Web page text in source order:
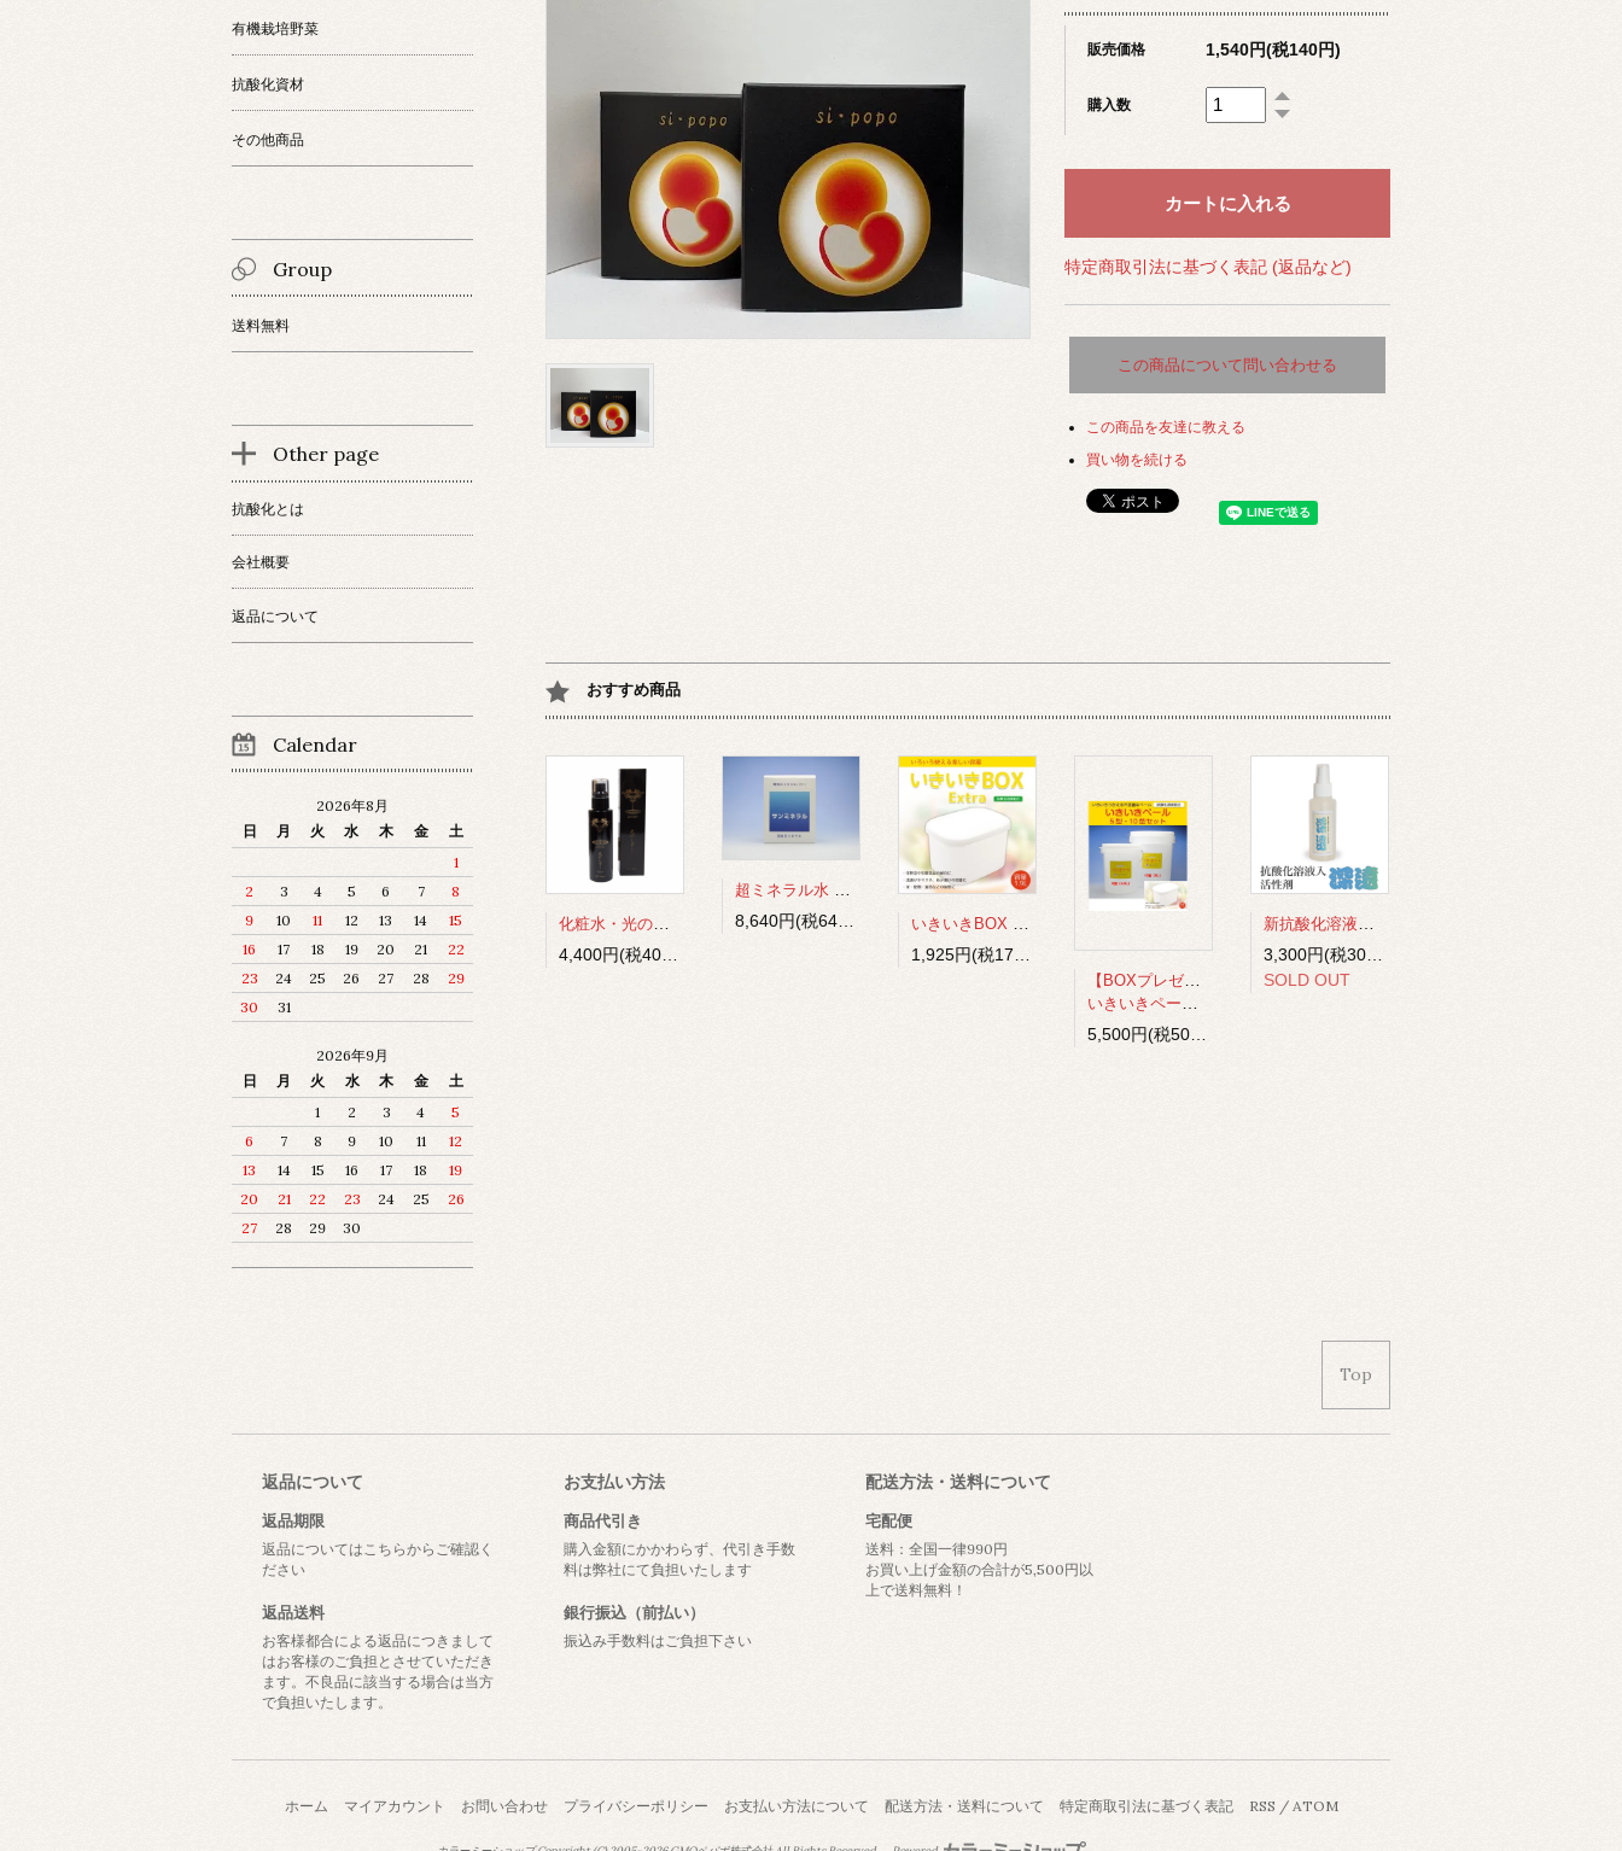
販売価格 1,540円(税140円)
購入数
特定商取引法に基づく表記 (返品など)
この商品について問い合わせる
この商品を友達に教える
買い物を続ける
おすすめ商品
化粧水・光のしずくExtra
4,400円(税400円)
いきいきBOX Extra（1.9L）
1,925円(税175円)
【BOXプレゼント!】
いきいきペール5型・10型セット
5,500円(税500円)
新抗酸化溶液入り活性剤“深遠”
3,300円(税300円)
SOLD OUT
有機栽培野菜
抗酸化資材
その他商品
Group
送料無料
Other page
抗酸化とは
会社概要
返品について
Calendar
2026年8月
日
月 火 水 木 金
土
1
2
3 4 5 6 7
8
9
10 11 12 13 14
15
16
17 18 19 20 21
22
23
24 25 26 27 28
29
30
31
2026年9月
日
月 火 水 木 金
土
1
2 3 4
5
6
7 8 9 10 11
12
13
14 15 16 17 18
19
20
21 22 23 24 25
26
27
28 29 30
Top
返品について
返品期限
返品についてはこちらからご確認く
ださい
返品送料
お客様都合による返品につきまして
はお客様のご負担とさせていただき
ます。不良品に該当する場合は当方
で負担いたします。
お支払い方法
商品代引き
購入金額にかかわらず、代引き手数
料は弊社にて負担いたします
銀行振込（前払い）
振込み手数料はご負担下さい
配送方法・送料について
宅配便
送料：全国一律990円
お買い上げ金額の合計が5,500円以
上で送料無料！
ホーム マイアカウント お問い合わせ プライバシーポリシー お支払い方法について 配送方法・送料について 特定商取引法に基づく表記 RSS / ATOM